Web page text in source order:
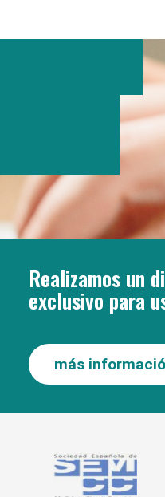
Realizamos un
exclusivo para
más